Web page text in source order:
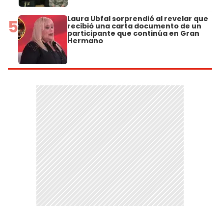
5 Laura Ubfal sorprendió al revelar que
recibió una carta documento de un
participante que continúa en Gran
Hermano